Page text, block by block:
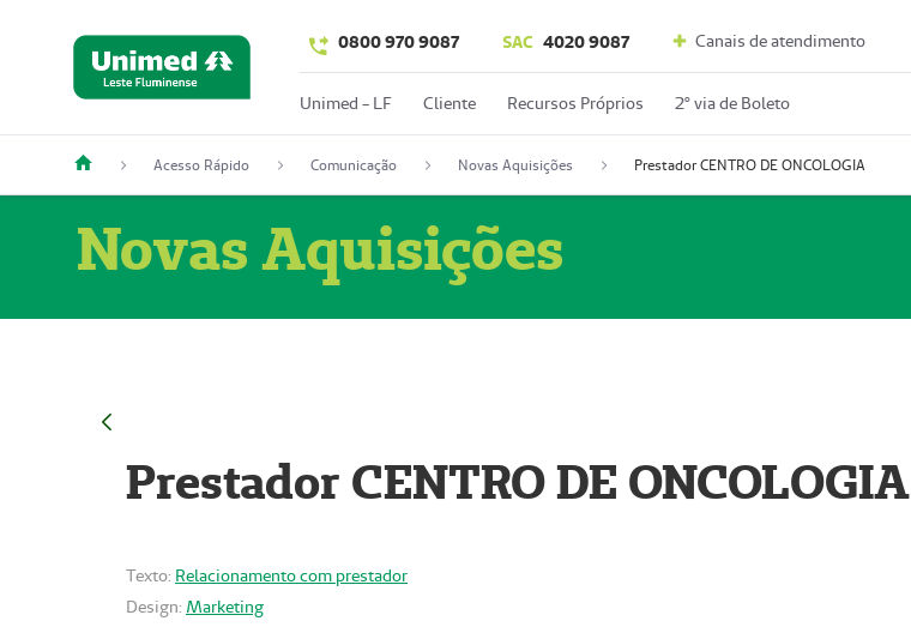
0800 970 9087 SAC 4020 9087 Canais de atendimento
Unimed - LF Cliente Recursos Próprios 2º via de Boleto
Acesso Rápido Comunicação Novas Aquisições Prestador CENTRO DE ONCOLOGIA
Novas Aquisições
Prestador CENTRO DE ONCOLOGIA
Texto: Relacionamento com prestador
Design: Marketing